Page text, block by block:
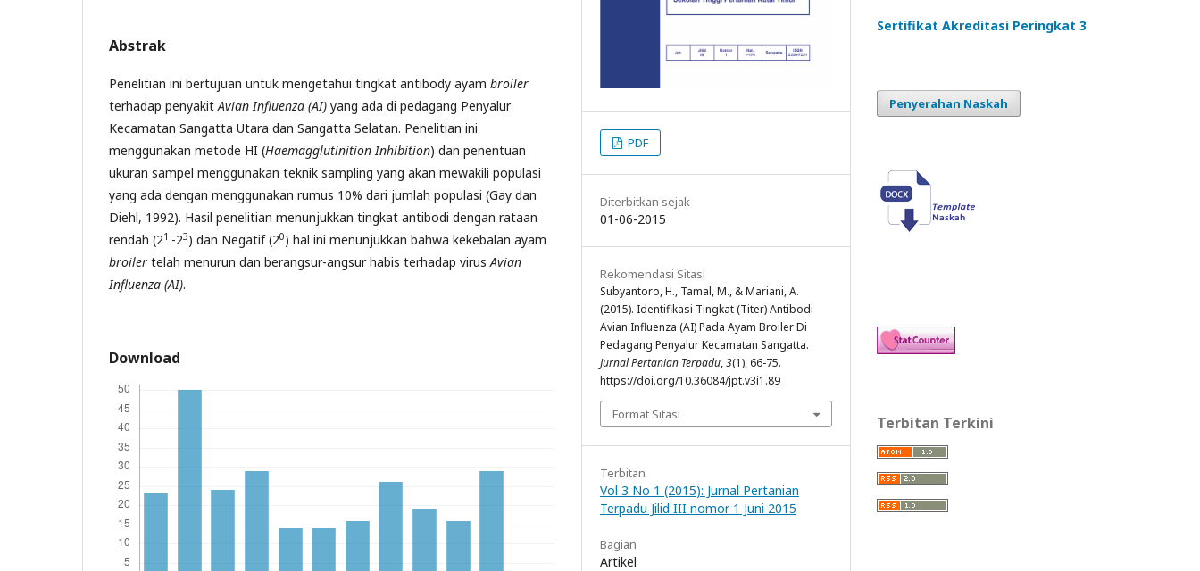
Abstrak
Penelitian ini bertujuan untuk mengetahui tingkat antibody ayam broiler
terhadap penyakitAvian Influenza (AI) yang ada di pedagang Penyalur
Kecamatan Sangatta Utara dan Sangatta Selatan. Penelitian ini
menggunakan metode HI (Haemagglutinition Inhibition) dan penentuan
ukuran sampel menggunakan teknik sampling yang akan mewakili populasi
yang ada dengan menggunakan rumus 10% dari jumlah populasi (Gay dan
Diehl, 1992). Hasil penelitian menunjukkan tingkat antibodi dengan rataan
rendah (21 -23) dan Negatif (20) hal ini menunjukkan bahwa kekebalan ayam
broiler telah menurun dan berangsur-angsur habis terhadap virusAvian
Influenza (AI).
Download
PDF
Diterbitkan sejak
01-06-2015
Rekomendasi Sitasi
Subyantoro, H., Tamal, M., & Mariani, A.
(2015). Identifikasi Tingkat (Titer) Antibodi
Avian Influenza (AI) Pada Ayam Broiler Di
Pedagang Penyalur Kecamatan Sangatta.
Jurnal Pertanian Terpadu,3(1), 66-75.
https://doi.org/10.36084/jpt.v3i1.89
Format Sitasi
Terbitan
Vol 3 No 1 (2015): Jurnal Pertanian
Terpadu Jilid III nomor 1 Juni 2015
Bagian
Artikel
Sertifikat Akreditasi Peringkat 3
Penyerahan Naskah
Terbitan Terkini